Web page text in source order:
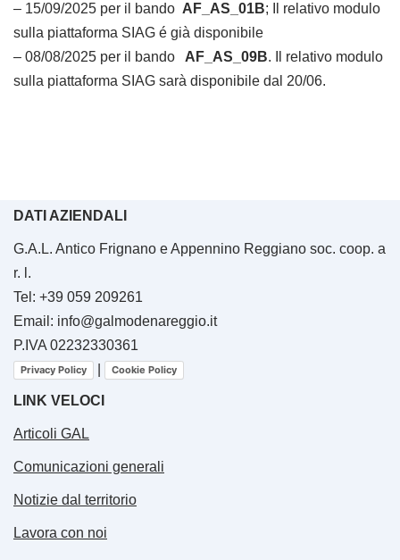
– 15/09/2025 per il bando AF_AS_01B; Il relativo modulo
sulla piattaforma SIAG é già disponibile
– 08/08/2025 per il bando
AF_AS_09B. Il relativo modulo
sulla piattaforma SIAG sarà disponibile dal 20/06.
DATI AZIENDALI
G.A.L. Antico Frignano e Appennino Reggiano soc. coop. a
r. l.
Tel: +39 059 209261
Email: info@galmodenareggio.it
P.IVA 02232330361
Privacy Policy Cookie Policy
LINK VELOCI
Articoli GAL
Comunicazioni generali
Notizie dal territorio
Lavora con noi